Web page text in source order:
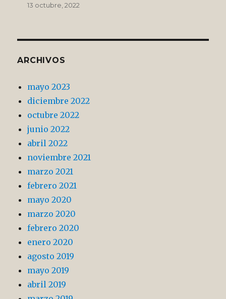
13 octubre, 2022
ARCHIVOS
mayo 2023
diciembre 2022
octubre 2022
junio 2022
abril 2022
noviembre 2021
marzo 2021
febrero 2021
mayo 2020
marzo 2020
febrero 2020
enero 2020
agosto 2019
mayo 2019
abril 2019